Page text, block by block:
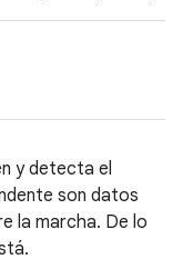
y detecta el
son datos
la marcha. De lo